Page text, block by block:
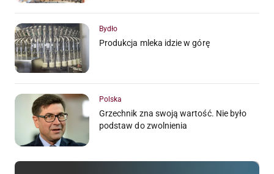
Bydło
Produkcja mleka idzie w górę
Polska
Grzechnik zna swoją wartość. Nie było
podstaw do zwolnienia